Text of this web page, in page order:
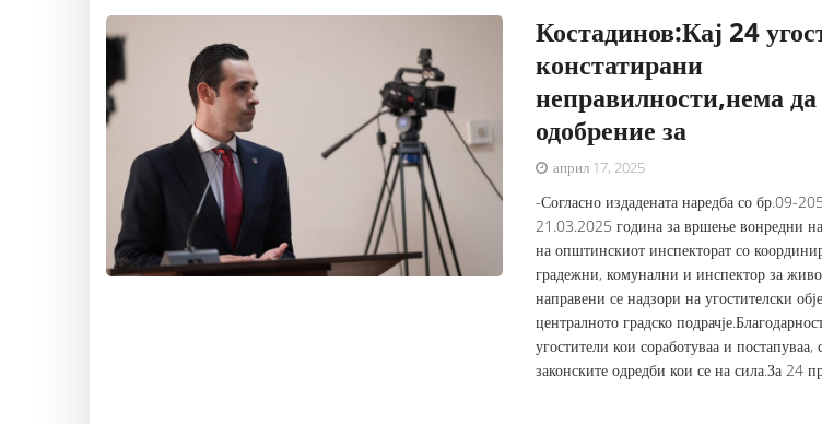
Костадинов:Кај 24
констатирани
неправилности,нема да
одобрение за
април 17, 2025
-Согласно издадената наредба со бр.09-
21.03.2025 година за вршење вонредни
на општинскиот инспекторат со
градежни, комунални и инспектор за
направени се надзори на угостителски
централното градско
угостители кои соработуваа и постапуваа,
законските одредби кои се на сила.За 24